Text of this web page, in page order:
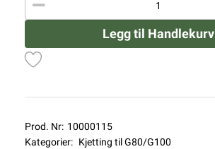
Legg til Handlekurv
Prod. Nr: 10000115
Kategorier: Kjetting til G80/G100